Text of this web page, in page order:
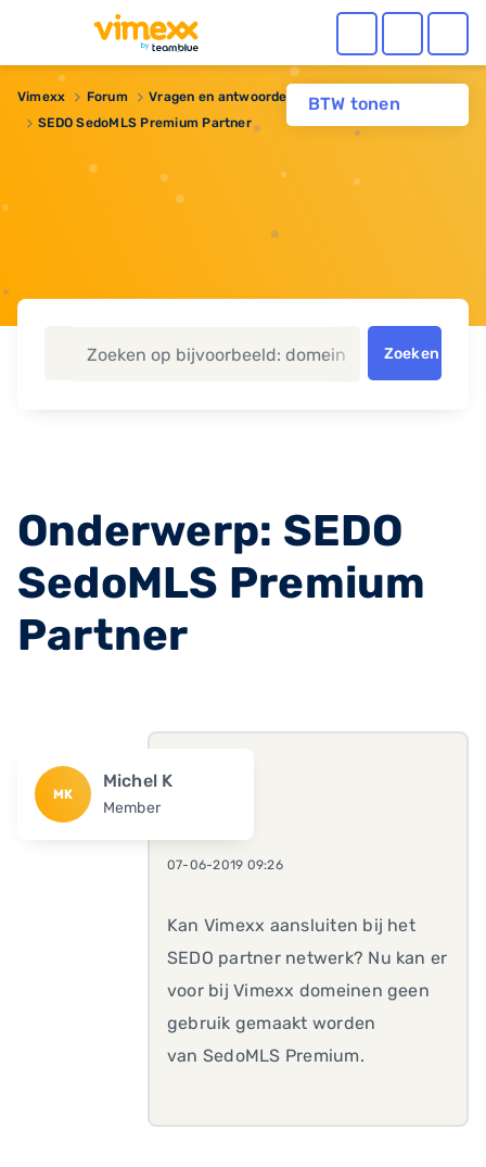
BTW tonen
Vimexx Forum
Vragen en antwoorden
SEDO SedoMLS Premium Partner
Zoeken
Onderwerp: SEDO
SedoMLS Premium
Partner
MK
Michel K
Member
07-06-2019 09:26
Kan Vimexx aansluiten bij het
SEDO partner netwerk? Nu kan er
voor bij Vimexx domeinen geen
gebruik gemaakt worden
van SedoMLS Premium.